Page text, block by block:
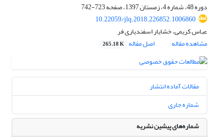
دوره 48، شماره 4، زمستان 1397، صفحه
723-742
10.22059/jlq.2018.226852.1006860
عباس کریمی، خشایار اسفندیاری فر
مشاهده مقاله
اصل مقاله 265.18 K
مقالات آماده انتشار
شماره جاری
شماره‌های پیشین نشریه